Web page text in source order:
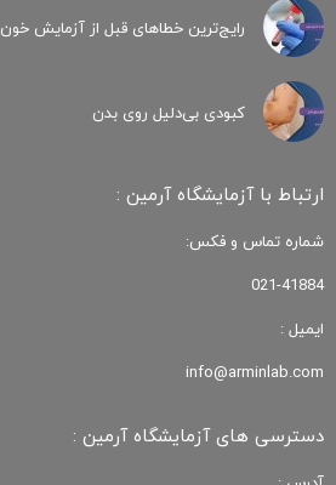
رایج‌ترین خطاهای قبل از آزمایش خون
کبودی‌ بی‌دلیل روی بدن
ارتباط با آزمایشگاه آرمین :
شماره تماس و فکس:
021-41884
ایمیل :
info@arminlab.com
دسترسی های آزمایشگاه آرمین :